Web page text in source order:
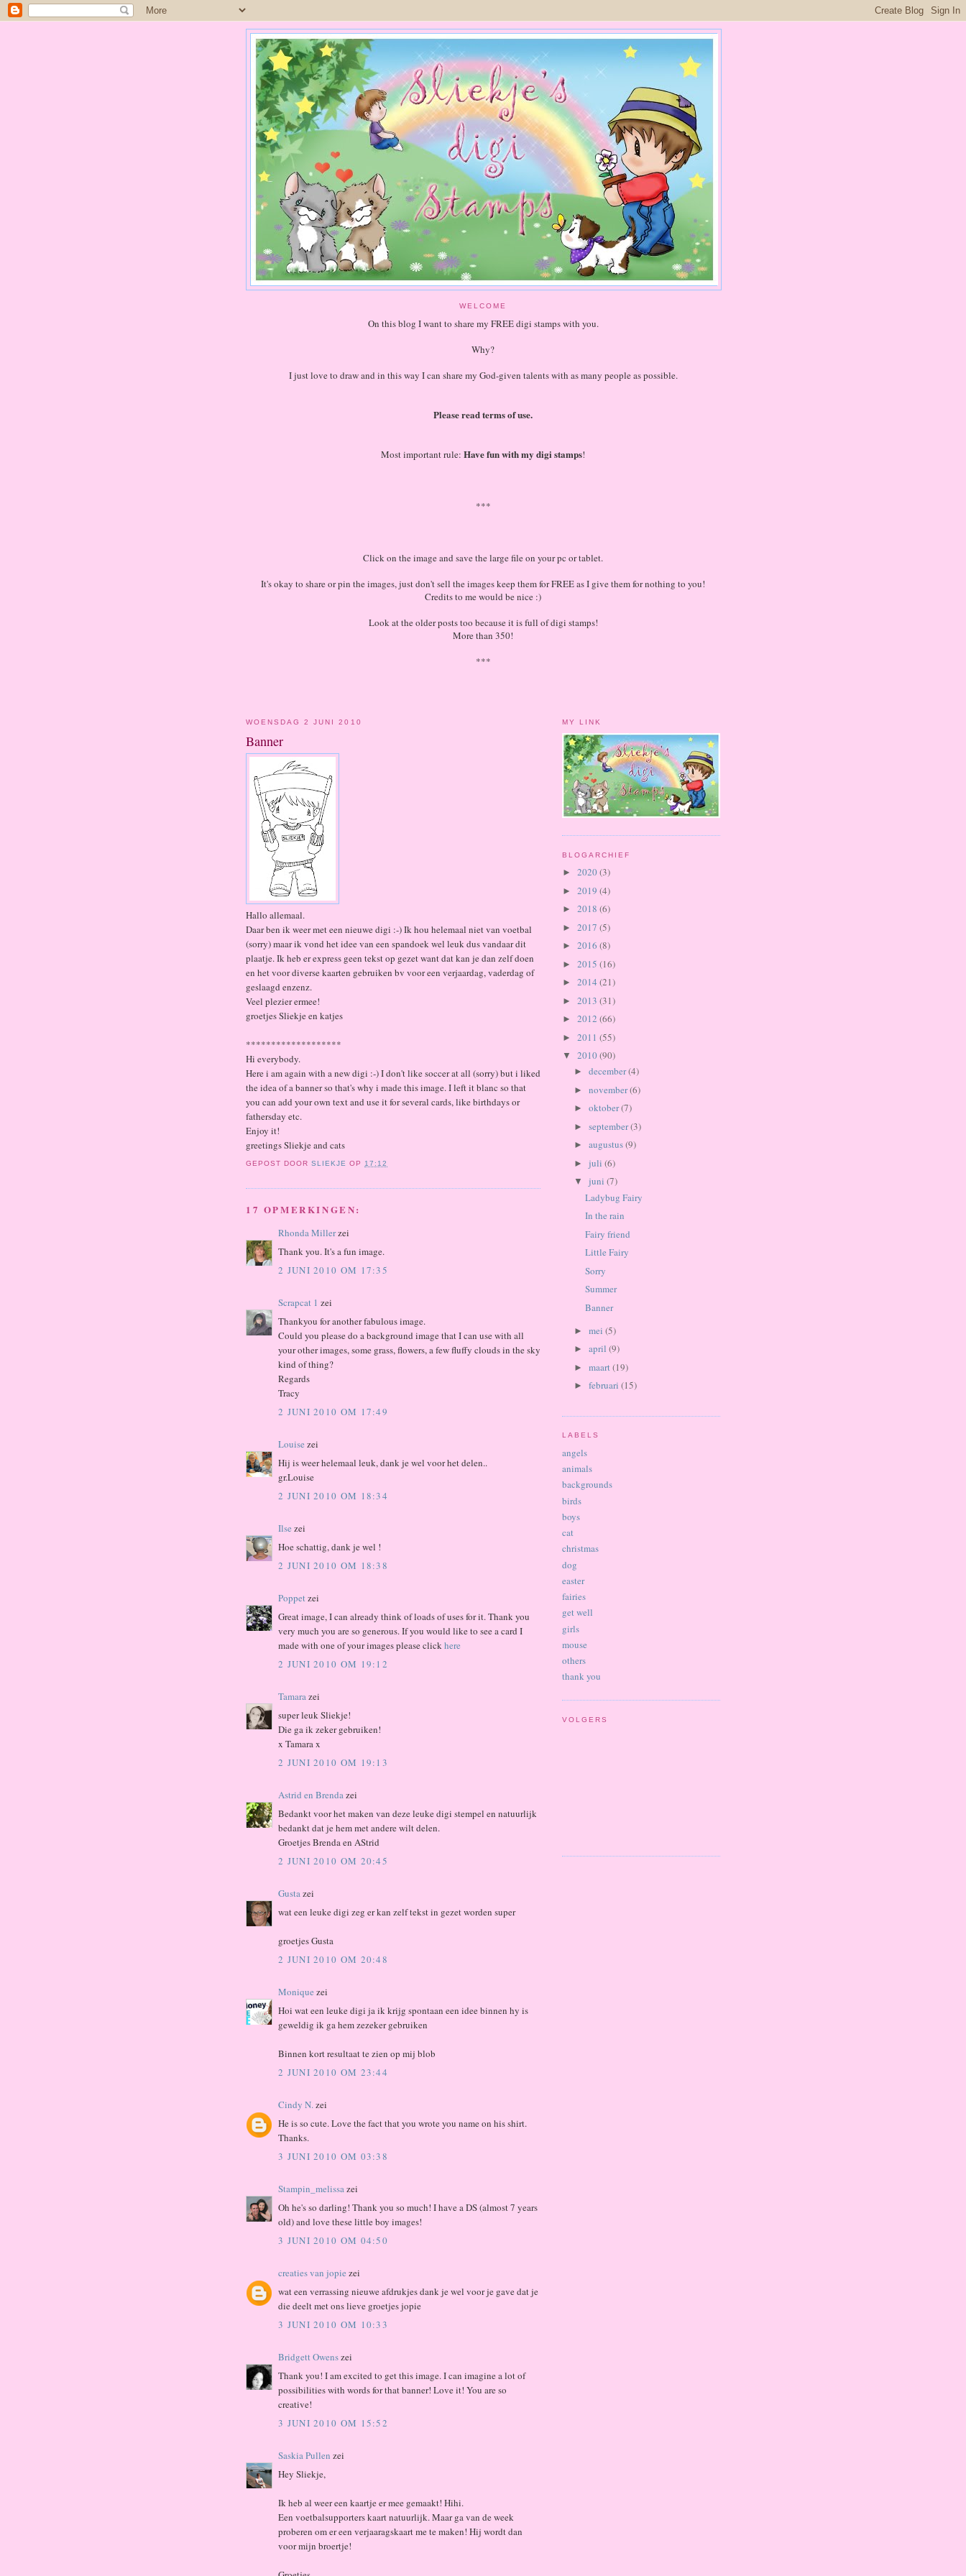
WELCOME
On this blog I want to share my FREE digi stamps with you.
Why?
I just love to draw and in this way I can share my God-given talents with as many people as possible.
Please read terms of use.
Most important rule: Have fun with my digi stamps!
***
Click on the image and save the large file on your pc or tablet.
It's okay to share or pin the images, just don't sell the images keep them for FREE as I give them for nothing to you!
Credits to me would be nice :)
Look at the older posts too because it is full of digi stamps!
More than 350!
***
WOENSDAG 2 JUNI 2010
Banner
Hallo allemaal.
Daar ben ik weer met een nieuwe digi :-) Ik hou helemaal niet van voetbal
(sorry) maar ik vond het idee van een spandoek wel leuk dus vandaar dit
plaatje. Ik heb er express geen tekst op gezet want dat kan je dan zelf doen
en het voor diverse kaarten gebruiken bv voor een verjaardag, vaderdag of
geslaagd enzenz.
Veel plezier ermee!
groetjes Sliekje en katjes
*******************
Hi everybody.
Here i am again with a new digi :-) I don't like soccer at all (sorry) but i liked
the idea of a banner so that's why i made this image. I left it blanc so that
you can add your own text and use it for several cards, like birthdays or
fathersday etc.
Enjoy it!
greetings Sliekje and cats
GEPOST DOORSLIEKJE OP17:12
17 OPMERKINGEN:
Rhonda Millerzei
Thank you. It's a fun image.
2 JUNI 2010 OM 17:35
Scrapcat 1 zei
Thankyou for another fabulous image.
Could you please do a background image that I can use with all
your other images, some grass, flowers, a few fluffy clouds in the sky
kind of thing?
Regards
Tracy
2 JUNI 2010 OM 17:49
Louise zei
Hij is weer helemaal leuk, dank je wel voor het delen..
gr.Louise
2 JUNI 2010 OM 18:34
Ilse zei
Hoe schattig, dank je wel !
2 JUNI 2010 OM 18:38
Poppetzei
Great image, I can already think of loads of uses for it. Thank you
very much you are so generous. If you would like to see a card I
made with one of your images please clickhere
2 JUNI 2010 OM 19:12
Tamarazei
super leuk Sliekje!
Die ga ik zeker gebruiken!
x Tamara x
2 JUNI 2010 OM 19:13
Astrid en Brendazei
Bedankt voor het maken van deze leuke digi stempel en natuurlijk
bedankt dat je hem met andere wilt delen.
Groetjes Brenda en AStrid
2 JUNI 2010 OM 20:45
Gustazei
wat een leuke digi zeg er kan zelf tekst in gezet worden super
groetjes Gusta
2 JUNI 2010 OM 20:48
Monique zei
Hoi wat een leuke digi ja ik krijg spontaan een idee binnen hy is
geweldig ik ga hem zezeker gebruiken
Binnen kort resultaat te zien op mij blob
2 JUNI 2010 OM 23:44
Cindy N.zei
He is so cute. Love the fact that you wrote you name on his shirt.
Thanks.
3 JUNI 2010 OM 03:38
Stampin_melissazei
Oh he's so darling! Thank you so much! I have a DS (almost 7 years
old) and love these little boy images!
3 JUNI 2010 OM 04:50
creaties van jopie zei
wat een verrassing nieuwe afdrukjes dank je wel voor je gave dat je
die deelt met ons lieve groetjes jopie
3 JUNI 2010 OM 10:33
Bridgett Owenszei
Thank you! I am excited to get this image. I can imagine a lot of
possibilities with words for that banner! Love it! You are so
creative!
3 JUNI 2010 OM 15:52
Saskia Pullen zei
Hey Sliekje,
Ik heb al weer een kaartje er mee gemaakt! Hihi.
Een voetbalsupporters kaart natuurlijk. Maar ga van de week
proberen om er een verjaaragskaart me te maken! Hij wordt dan
voor mijn broertje!
MY LINK
BLOGARCHIEF
► 2020(3)
► 2019 (4)
► 2018 (6)
► 2017 (5)
► 2016 (8)
► 2015 (16)
► 2014 (21)
► 2013 (31)
► 2012 (66)
► 2011 (55)
▼ 2010(90)
► december(4)
► november(6)
► oktober(7)
► september(3)
► augustus(9)
► juli (6)
▼ juni (7)
Ladybug Fairy
In the rain
Fairy friend
Little Fairy
Sorry
Summer
Banner
► mei (5)
► april (9)
► maart(19)
► februari (15)
LABELS
angels
animals
backgrounds
birds
boys
cat
christmas
dog
easter
fairies
get well
girls
mouse
others
thank you
VOLGERS